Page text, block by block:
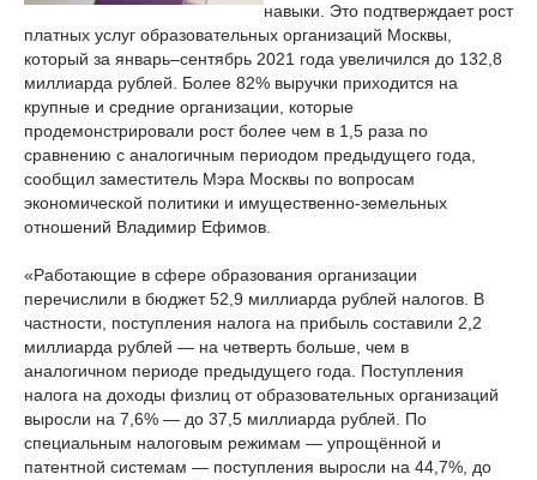
навыки. Это подтверждает рост
платных услуг образовательных организаций Москвы,
который за январь–сентябрь 2021 года увеличился до 132,8
миллиарда рублей. Более 82% выручки приходится на
крупные и средние организации, которые
продемонстрировали рост более чем в 1,5 раза по
сравнению с аналогичным периодом предыдущего года,
сообщил заместитель Мэра Москвы по вопросам
экономической политики и имущественно-земельных
отношений Владимир Ефимов.
«Работающие в сфере образования организации
перечислили в бюджет 52,9 миллиарда рублей налогов. В
частности, поступления налога на прибыль составили 2,2
миллиарда рублей — на четверть больше, чем в
аналогичном периоде предыдущего года. Поступления
налога на доходы физлиц от образовательных организаций
выросли на 7,6% — до 37,5 миллиарда рублей. По
специальным налоговым режимам — упрощённой и
патентной системам — поступления выросли на 44,7%, до